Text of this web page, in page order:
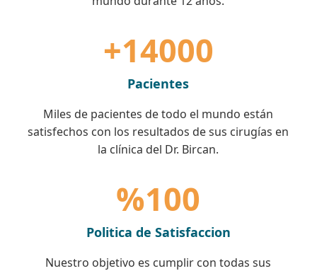
+14000
Pacientes
Miles de pacientes de todo el mundo están
satisfechos con los resultados de sus cirugías en
la clínica del Dr. Bircan.
%100
Politica de Satisfaccion
Nuestro objetivo es cumplir con todas sus